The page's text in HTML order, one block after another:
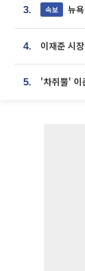
3. 속보 뉴
4.
5.